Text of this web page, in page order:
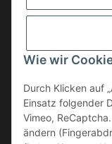
Wie wir
Durch Klicken auf
Einsatz folgender
Vimeo,
ändern
Informationen
Service
* Alle Preise inkl.